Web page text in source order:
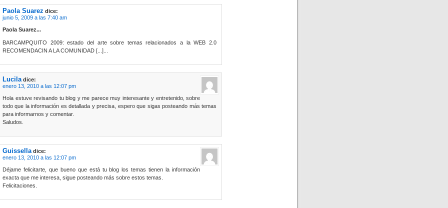
Paola Suarez dice:
junio 5, 2009 a las 7:40 am
Paola Suarez...
BARCAMPQUITO 2009: estado del arte sobre temas relacionados a la WEB 2.0
RECOMENDACIN A LA COMUNIDAD [...]...
Lucila dice:
enero 13, 2010 a las 12:07 pm
Hola estuve revisando tu blog y me parece muy interesante y entretenido, sobre
todo que la información es detallada y precisa, espero que sigas posteando más temas
para informarnos y comentar.
Saludos.
Guissella dice:
enero 13, 2010 a las 12:07 pm
Déjame felicitarte, que bueno que está tu blog los temas tienen la información
exacta que me interesa, sigue posteando más sobre estos temas.
Felicitaciones.